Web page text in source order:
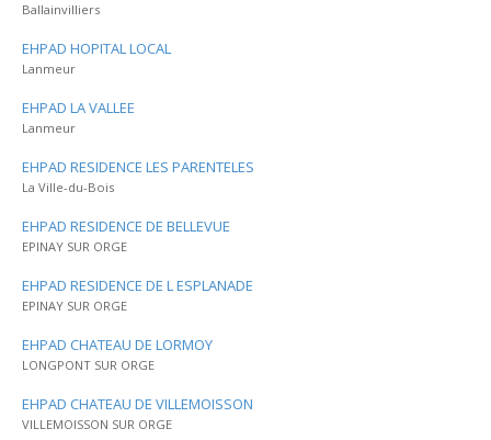
Ballainvilliers
EHPAD HOPITAL LOCAL
Lanmeur
EHPAD LA VALLEE
Lanmeur
EHPAD RESIDENCE LES PARENTELES
La Ville-du-Bois
EHPAD RESIDENCE DE BELLEVUE
EPINAY SUR ORGE
EHPAD RESIDENCE DE L ESPLANADE
EPINAY SUR ORGE
EHPAD CHATEAU DE LORMOY
LONGPONT SUR ORGE
EHPAD CHATEAU DE VILLEMOISSON
VILLEMOISSON SUR ORGE